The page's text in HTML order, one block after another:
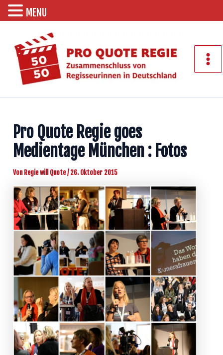
springen
Pro Quote Regie goes
Medientage München : Fotos
Von Regie will Quote/26. Oktober 2015
MENU